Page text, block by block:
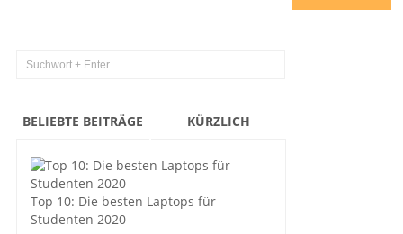
BELIEBTE BEITRÄGE KÜRZLICH
Top 10: Die besten Laptops für
Studenten 2020